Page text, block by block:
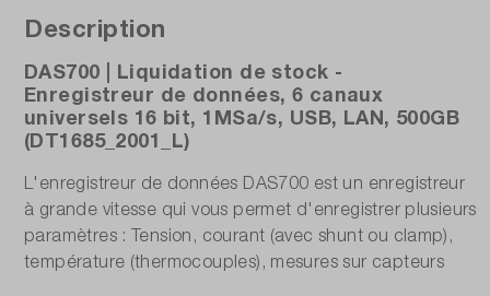
Description
DAS700 | Liquidation de stock -
Enregistreur de données, 6 canaux
universels 16 bit, 1MSa/s, USB, LAN, 500GB
(DT1685_2001_L)
L'enregistreur de données DAS700 est un enregistreur
à grande vitesse qui vous permet d'enregistrer plusieurs
paramètres : Tension, courant (avec shunt ou clamp),
température (thermocouples), mesures sur capteurs